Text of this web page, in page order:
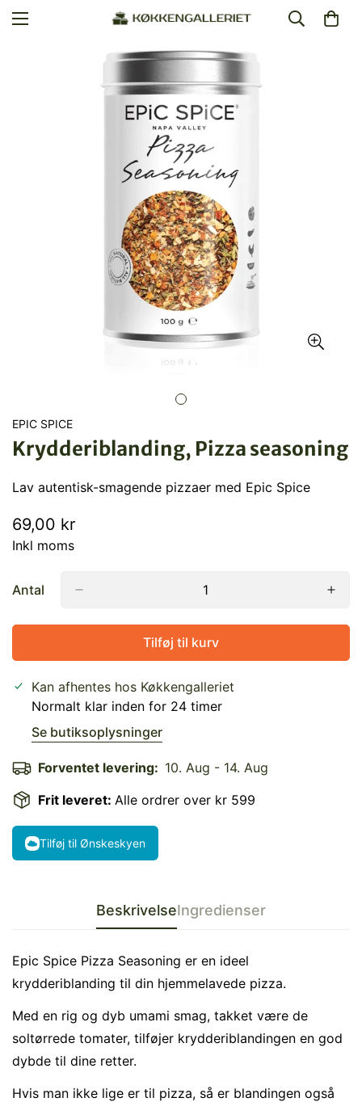
EPIC SPICE
Krydderiblanding, Pizza seasoning
Lav autentisk-smagende pizzaer med Epic Spice
Normal
pris
69,00 kr
Inkl moms
Antal
Tilføj til kurv
Kan afhentes hos Køkkengalleriet
Normalt klar inden for 24 timer
Se butiksoplysninger
Forventet levering: 10. Aug - 14. Aug
Frit leveret: Alle ordrer over kr 599
Tilføj til Ønskeskyen
BeskrivelseIngredienser
Epic Spice Pizza Seasoning er en ideel
krydderiblanding til din hjemmelavede pizza.
Med en rig og dyb umami smag, takket være de
soltørrede tomater, tilføjer krydderiblandingen en god
dybde til dine retter.
Hvis man ikke lige er til pizza, så er blandingen også
Confirm your age
Are you 18 years old or older?